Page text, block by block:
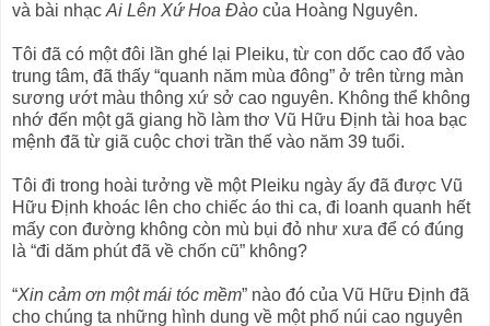
và bài nhạcAi Lên Xứ Hoa Đào của Hoàng Nguyên.
Tôi đã có một đôi lần ghé lại Pleiku, từ con dốc cao đổ vào
trung tâm, đã thấy “quanh năm mùa đông” ở trên từng màn
sương ướt màu thông xứ sở cao nguyên. Không thể không
nhớ đến một gã giang hồ làm thơ Vũ Hữu Định tài hoa bạc
mệnh đã từ giã cuộc chơi trần thế vào năm 39 tuổi.
Tôi đi trong hoài tưởng về một Pleiku ngày ấy đã được Vũ
Hữu Định khoác lên cho chiếc áo thi ca, đi loanh quanh hết
mấy con đường không còn mù bụi đỏ như xưa để có đúng
là “đi dăm phút đã về chốn cũ” không?
“Xin cảm ơn một mái tóc mềm” nào đó của Vũ Hữu Định đã
cho chúng ta những hình dung về một phố núi cao nguyên